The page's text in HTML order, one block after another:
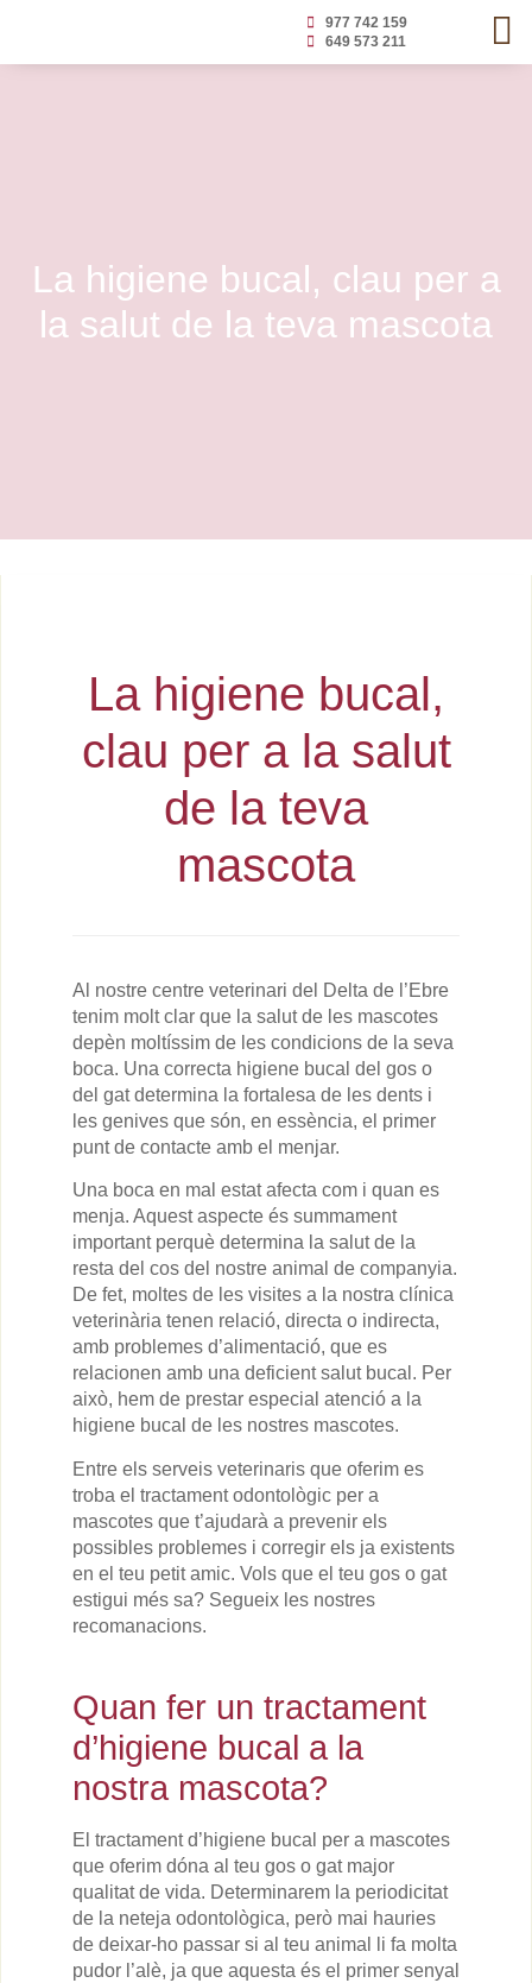
977 742 159
649 573 211
La higiene bucal, clau per a
la salut de la teva mascota
La higiene bucal,
clau per a la salut
de la teva
mascota
Al nostre centre veterinari del Delta de l’Ebre
tenim molt clar que la salut de les mascotes
depèn moltíssim de les condicions de la seva
boca. Una correcta higiene bucal del gos o
del gat determina la fortalesa de les dents i
les genives que són, en essència, el primer
punt de contacte amb el menjar.
Una boca en mal estat afecta com i quan es
menja. Aquest aspecte és summament
important perquè determina la salut de la
resta del cos del nostre animal de companyia.
De fet, moltes de les visites a la nostra clínica
veterinària tenen relació, directa o indirecta,
amb problemes d’alimentació, que es
relacionen amb una deficient salut bucal. Per
això, hem de prestar especial atenció a la
higiene bucal de les nostres mascotes.
Entre els serveis veterinaris que oferim es
troba el tractament odontològic per a
mascotes que t’ajudarà a prevenir els
possibles problemes i corregir els ja existents
en el teu petit amic. Vols que el teu gos o gat
estigui més sa? Segueix les nostres
recomanacions.
Quan fer un tractament
d’higiene bucal a la
nostra mascota?
El tractament d’higiene bucal per a mascotes
que oferim dóna al teu gos o gat major
qualitat de vida. Determinarem la periodicitat
de la neteja odontològica, però mai hauries
de deixar-ho passar si al teu animal li fa molta
pudor l’alè, ja que aquesta és el primer senyal